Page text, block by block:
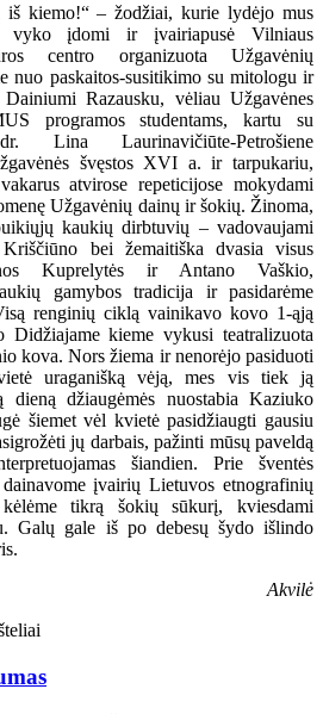
iš kiemo!“ – žodžiai, kurie lydėjo mus
vyko įdomi ir įvairiapusė Vilniaus
centro organizuota Užgavėnių
nuo paskaitos-susitikimo su mitologu ir
Razausku, vėliau Užgavėnes
programos studentams, kartu su
Lina Laurinavičiūte-Petrošiene
švęstos XVI a. ir tarpukariu,
atvirose repeticijose mokydami
Užgavėnių dainų ir šokių. Žinoma,
kaukių dirbtuvių – vadovaujami
bei žemaitiška dvasia visus
Kuprelytės ir Antano Vaškio,
gamybos tradicija ir pasidarėme
renginių ciklą vainikavo kovo 1-ąją
Didžiajame kieme vykusi teatralizuota
kova. Nors žiema ir nenorėjo pasiduoti
uraganišką vėją, mes vis tiek ją
džiaugėmės nuostabia Kaziuko
šiemet vėl kvietė pasidžiaugti gausiu
jų darbais, pažinti mūsų paveldą
šiandien. Prie šventės
įvairių Lietuvos etnografinių
tikrą šokių sūkurį, kviesdami
Galų gale iš po debesų šydo išlindo
Akvilė